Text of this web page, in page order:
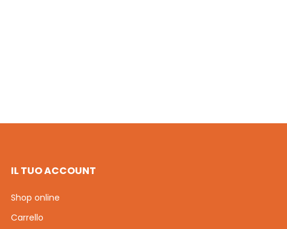
IL TUO ACCOUNT
Shop online
Carrello